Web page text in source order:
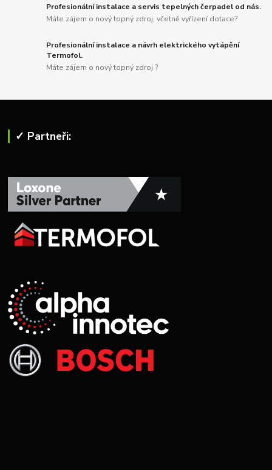
Profesionální instalace a servis tepelných čerpadel od nás.
Máte zájem o nový topný zdroj, včetně vyřízení dotace?
Profesionální instalace a návrh elektrického vytápění
Termofol.
Máte zájem o nový topný zdroj ?
✓ Partneři: